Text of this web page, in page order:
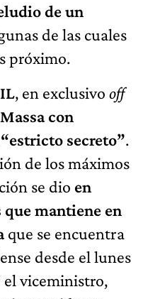
de un
de las cuales
próximo.
, en exclusivo off
con
secreto”.
de los máximos
se dio en
mantiene en
que se encuentra
desde el lunes
el viceministro,